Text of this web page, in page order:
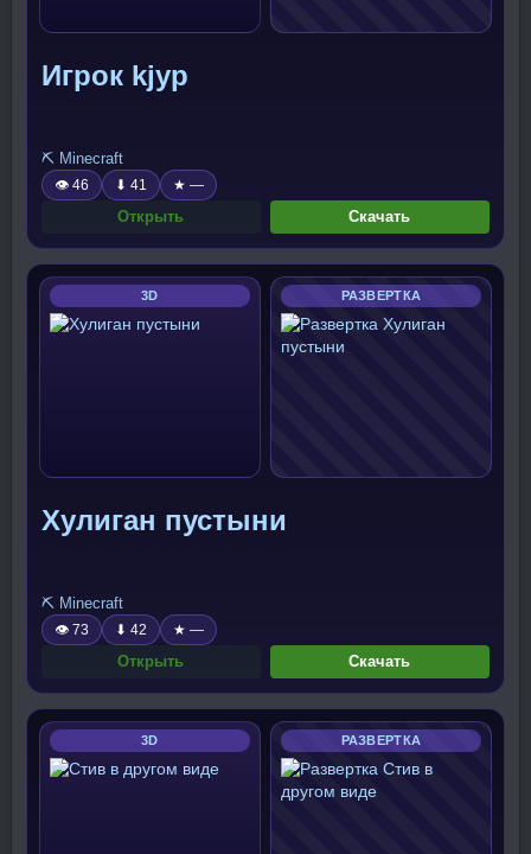
Игрок kjyp
⛏️ Minecraft
👁 46 ⬇ 41 ★ —
Открыть Скачать
3D РАЗВЕРТКА
Хулиган пустыни
⛏️ Minecraft
👁 73 ⬇ 42 ★ —
Открыть Скачать
3D РАЗВЕРТКА